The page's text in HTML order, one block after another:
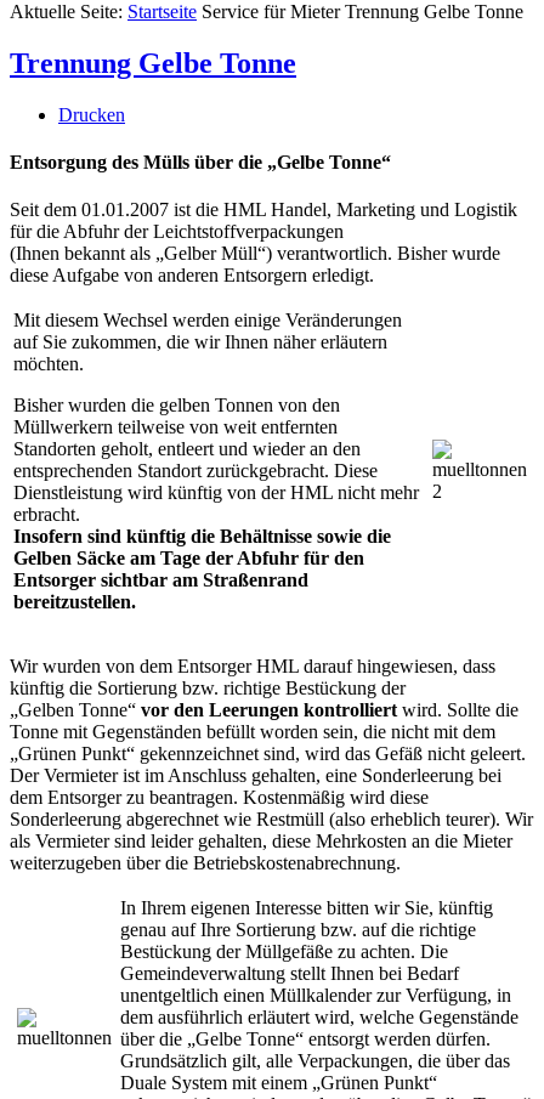
Aktuelle Seite: Startseite Service für Mieter Trennung Gelbe Tonne
Trennung Gelbe Tonne
Drucken
Entsorgung des Mülls über die „Gelbe Tonne“
Seit dem 01.01.2007 ist die HML Handel, Marketing und Logistik
für die Abfuhr der Leichtstoffverpackungen
(Ihnen bekannt als „Gelber Müll“) verantwortlich. Bisher wurde
diese Aufgabe von anderen Entsorgern erledigt.
Mit diesem Wechsel werden einige Veränderungen
auf Sie zukommen, die wir Ihnen näher erläutern
möchten.
Bisher wurden die gelben Tonnen von den
Müllwerkern teilweise von weit entfernten
Standorten geholt, entleert und wieder an den
entsprechenden Standort zurückgebracht. Diese
Dienstleistung wird künftig von der HML nicht mehr
erbracht.
Insofern sind künftig die Behältnisse sowie die
Gelben Säcke am Tage der Abfuhr für den
Entsorger sichtbar am Straßenrand
bereitzustellen.
Wir wurden von dem Entsorger HML darauf hingewiesen, dass
künftig die Sortierung bzw. richtige Bestückung der
„Gelben Tonne“ vor den Leerungen kontrolliert wird. Sollte die
Tonne mit Gegenständen befüllt worden sein, die nicht mit dem
„Grünen Punkt“ gekennzeichnet sind, wird das Gefäß nicht geleert.
Der Vermieter ist im Anschluss gehalten, eine Sonderleerung bei
dem Entsorger zu beantragen. Kostenmäßig wird diese
Sonderleerung abgerechnet wie Restmüll (also erheblich teurer). Wir
als Vermieter sind leider gehalten, diese Mehrkosten an die Mieter
weiterzugeben über die Betriebskostenabrechnung.
In Ihrem eigenen Interesse bitten wir Sie, künftig
genau auf Ihre Sortierung bzw. auf die richtige
Bestückung der Müllgefäße zu achten. Die
Gemeindeverwaltung stellt Ihnen bei Bedarf
unentgeltlich einen Müllkalender zur Verfügung, in
dem ausführlich erläutert wird, welche Gegenstände
über die „Gelbe Tonne“ entsorgt werden dürfen.
Grundsätzlich gilt, alle Verpackungen, die über das
Duale System mit einem „Grünen Punkt“